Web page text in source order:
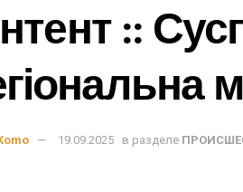
::
19.09.2025 в разделе